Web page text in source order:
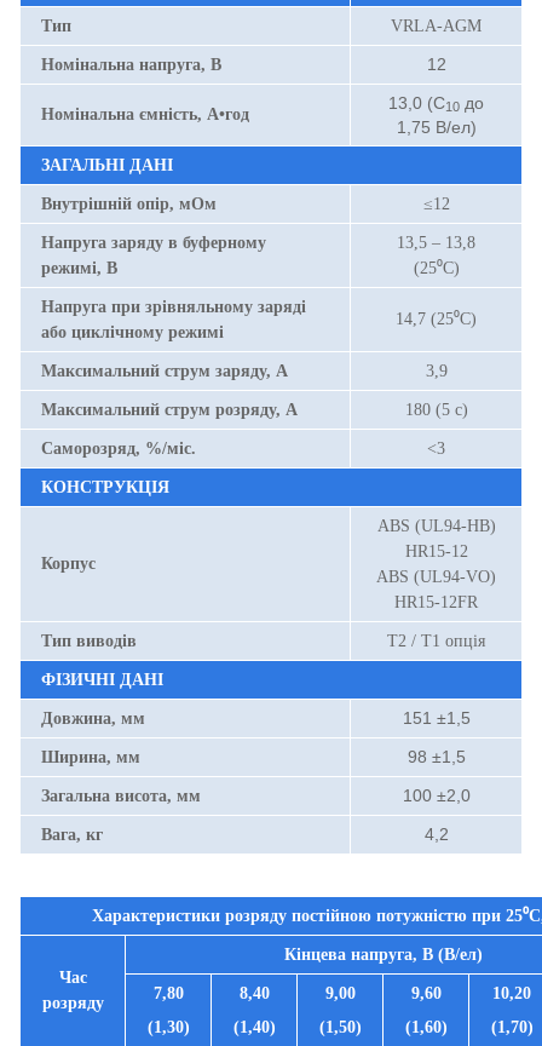
Тип VRLA-AGM
Номінальна напруга, В 12
Номінальна ємність, А•год
13,0 (С10 до
1,75 В/ел)
ЗАГАЛЬНІ ДАНІ
Внутрішній опір, мОм ≤12
Напруга заряду в буферному
режимі, В
13,5 – 13,8
(25⁰С)
Напруга при зрівняльному заряді
або циклічному режимі
14,7 (25⁰С)
Максимальний струм заряду, А 3,9
Максимальний струм розряду, А 180 (5 с)
Саморозряд, %/міс. <3
КОНСТРУКЦІЯ
Корпус
ABS (UL94-HB)
HR15-12
ABS (UL94-VO)
HR15-12FR
Тип виводів Т2 / Т1 опція
ФІЗИЧНІ ДАНІ
Довжина, мм 151 ±1,5
Ширина, мм 98 ±1,5
Загальна висота, мм 100 ±2,0
Вага, кг 4,2
Характеристики розряду постійною потужністю при 25⁰С
Час
розряду
Кінцева напруга, В (В/ел)
7,80
(1,30)
8,40
(1,40)
9,00
(1,50)
9,60
(1,60)
10,20
(1,70)